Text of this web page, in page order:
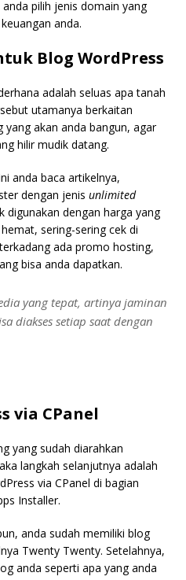
pilih jenis domain yang
anda.
Blog WordPress
adalah seluas apa tanah
utamanya berkaitan
akan anda bangun, agar
hilir mudik datang.
anda baca artikelnya,
dengan jenis unlimited
digunakan dengan harga yang
sering-sering cek di
ada promo hosting,
bisa anda dapatkan.
yang tepat, artinya jaminan
diakses setiap saat dengan
via CPanel
yang sudah diarahkan
langkah selanjutnya adalah
via CPanel di bagian
Installer.
anda sudah memiliki blog
Twenty Twenty. Setelahnya,
anda seperti apa yang anda